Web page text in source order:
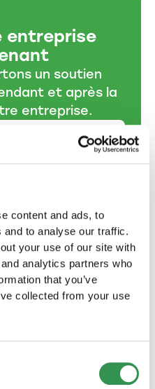
content and ads, to
to analyse our traffic.
your use of our site with
analytics partners who
that you’ve
collected from your use
entreprise
un soutien
et après la
entreprise.
raison
!
: nous vous